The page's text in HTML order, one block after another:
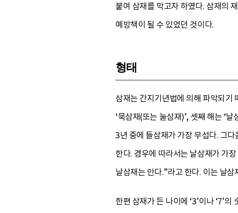
붙여 삼재를 막고자 하였다. 삼재의
예방책이 될 수 있었던 것이다.
형태
삼재는 간지기년법에 의해 파악되기
‘묵삼재(또는 눌삼재)’, 셋째 해는 ‘
3년 중에 들삼재가 가장 무섭다. 그
한다. 경우에 따라서는 날삼재가 가
날삼재는 안다.”라고 한다. 이는 날
한편 삼재가 든 나이에 ‘3’이나 ‘7’